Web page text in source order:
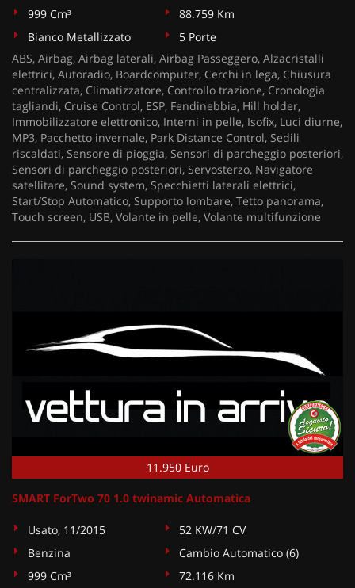
999 Cm³
88.759 Km
Bianco Metallizzato
5 Porte
ABS, Airbag, Airbag laterali, Airbag Passeggero, Alzacristalli
elettrici, Autoradio, Boardcomputer, Cerchi in lega, Chiusura
centralizzata, Climatizzatore, Controllo trazione, Cronologia
tagliandi, Cruise Control, ESP, Fendinebbia, Hill holder,
Immobilizzatore elettronico, Interni in pelle, Isofix, Luci diurne,
MP3, Pacchetto invernale, Park Distance Control, Sedili
riscaldati, Sensore di pioggia, Sensori di parcheggio posteriori,
Sensori di parcheggio posteriori, Servosterzo, Navigatore
satellitare, Sound system, Specchietti laterali elettrici,
Start/Stop Automatico, Supporto lombare, Tetto panorama,
Touch screen, USB, Volante in pelle, Volante multifunzione
11.950 Euro
SMART ForTwo 70 1.0 twinamic Automatica
Usato, 11/2015
52 KW/71 CV
Benzina
Cambio Automatico (6)
999 Cm³
72.116 Km